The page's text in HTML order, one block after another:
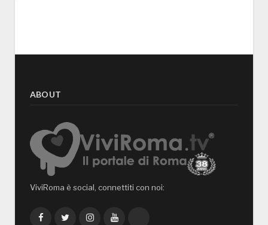
ABOUT
ViviRoma è social, connettiti con noi:
FacebookTwitterInstagramYouTube